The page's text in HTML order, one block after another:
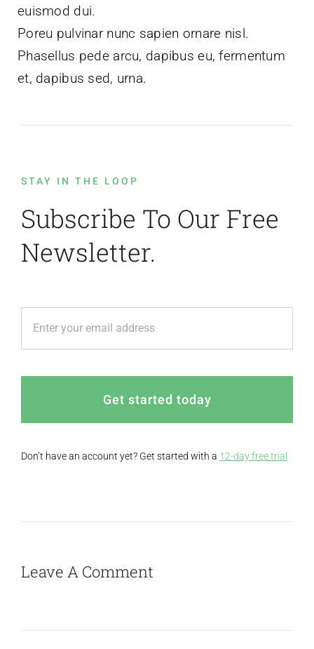
euismod dui.
Poreu pulvinar nunc sapien ornare nisl.
Phasellus pede arcu, dapibus eu, fermentum
et, dapibus sed, urna.
STAY IN THE LOOP
Subscribe To Our Free
Newsletter.
Get started today
Don’t have an account yet? Get started with a 12-day free trial
Leave A Comment